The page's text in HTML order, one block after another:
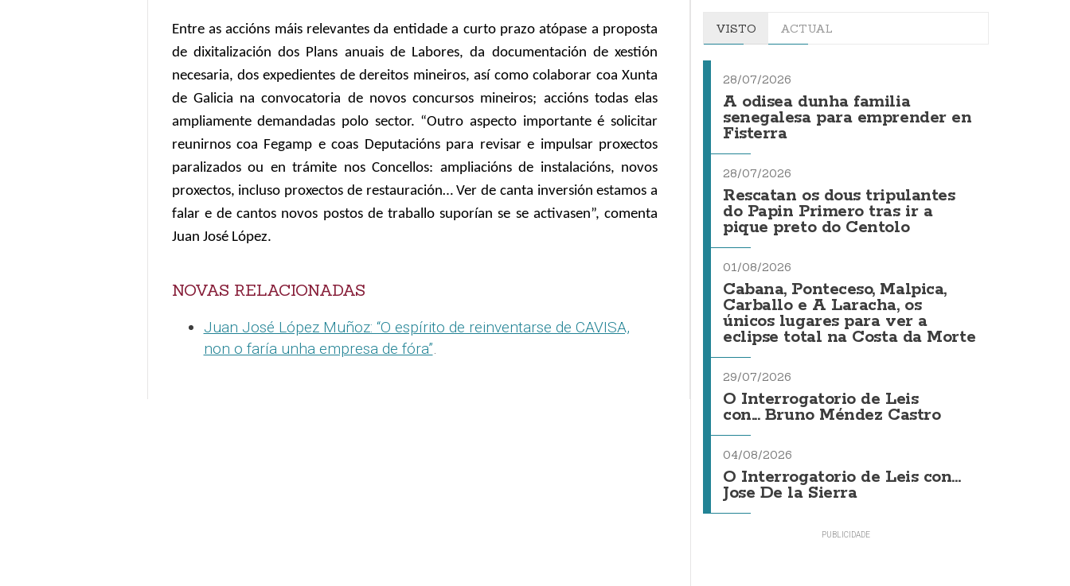
Entre as accións máis relevantes da entidade a curto prazo atópase a proposta
de dixitalización dos Plans anuais de Labores, da documentación de xestión
necesaria, dos expedientes de dereitos mineiros, así como colaborar coa Xunta
de Galicia na convocatoria de novos concursos mineiros; accións todas elas
ampliamente demandadas polo sector. “Outro aspecto importante é solicitar
reunirnos coa Fegamp e coas Deputacións para revisar e impulsar proxectos
paralizados ou en trámite nos Concellos: ampliacións de instalacións, novos
proxectos, incluso proxectos de restauración… Ver de canta inversión estamos a
falar e de cantos novos postos de traballo suporían se se activasen”, comenta
Juan José López.
NOVAS RELACIONADAS
Juan José López Muñoz: “O espírito de reinventarse de CAVISA,
non o faría unha empresa de fóra”.
VISTO ACTUAL
28/07/2026
A odisea dunha familia
senegalesa para emprender en
Fisterra
28/07/2026
Rescatan os dous tripulantes
do Papin Primero tras ir a
pique preto do Centolo
01/08/2026
Cabana, Ponteceso, Malpica,
Carballo e A Laracha, os
únicos lugares para ver a
eclipse total na Costa da Morte
29/07/2026
O Interrogatorio de Leis
con... Bruno Méndez Castro
04/08/2026
O Interrogatorio de Leis con...
Jose De la Sierra